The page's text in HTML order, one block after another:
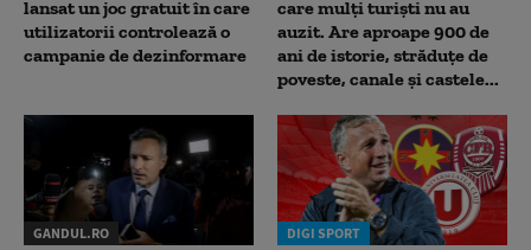
lansat un joc gratuit în care
utilizatorii controlează o
campanie de dezinformare
care mulți turiști nu au
auzit. Are aproape 900 de
ani de istorie, străduțe de
poveste, canale și castele...
GANDUL.RO DIGI SPORT